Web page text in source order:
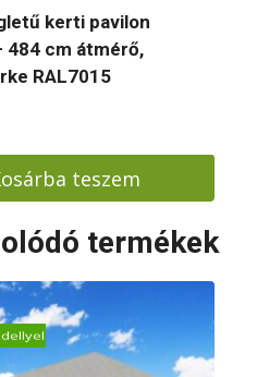
kerti pavilon
484 cm átmérő,
RAL7015
teszem
termékek